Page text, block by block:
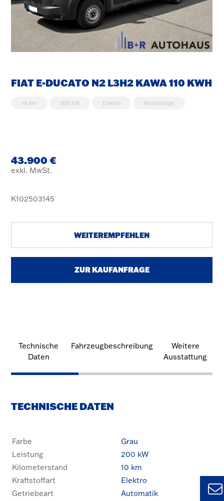
FIAT E-DUCATO N2 L3H2 KAWA 110 KWH
10 km 200 kW Elektro Klimaanlage
43.900 €
exkl. MwSt.
K102503145
WEITEREMPFEHLEN
ZUR KAUFANFRAGE
Technische
Daten
Fahrzeugbeschreibung
Weitere
Ausstattung
TECHNISCHE DATEN
Farbe
Grau
Leistung
200 kW
Kilometerstand
10 km
Kraftstoffart
Elektro
Getriebeart
Automatik